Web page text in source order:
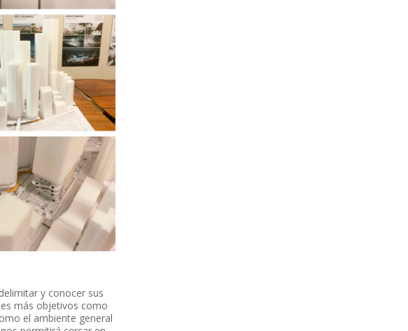
y conocer sus
más objetivos como
el ambiente general